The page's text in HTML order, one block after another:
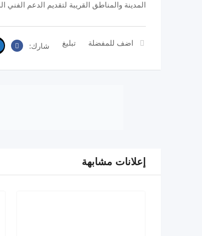
المدينة والمناطق القريبة لتقديم الدعم الفني
اضف للمفضلة تبليغ شارك:
إعلانات مشابهة